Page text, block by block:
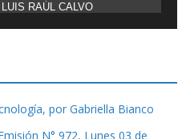
RAÚL CALVO
por Gabriella Bianco
N° 972, Lunes 03 de